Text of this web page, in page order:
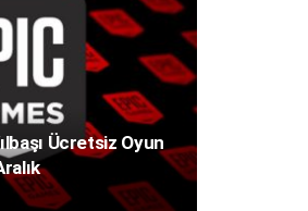
Ücretsiz Oyun